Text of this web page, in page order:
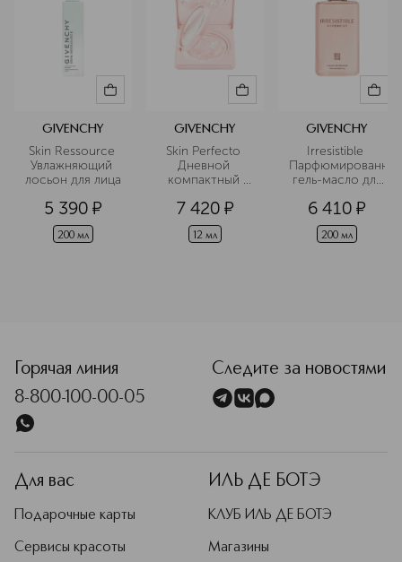
GIVENCHY
Skin Ressource
Увлажняющий
лосьон для лица
5 390 ¤
200 мл
GIVENCHY
Skin Perfecto
Дневной
компактный
SPF30 PA++
7 420 ¤
12 мл
GIVENCHY
Irresistible
гель-масло для
6 410 ¤
200 мл
Горячая линия
8-800-100-00-05
Следите за новостями
Для вас
Подарочные карты
Сервисы красоты
ИЛЬ ДЕ БОТЭ
КЛУБ ИЛЬ ДЕ БОТЭ
Магазины